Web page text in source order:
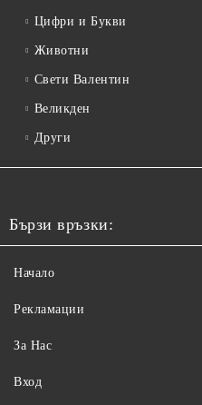
Цифри и Букви
Животни
Свети Валентин
Великден
Други
Бързи връзки:
Начало
Рекламации
За Нас
Вход